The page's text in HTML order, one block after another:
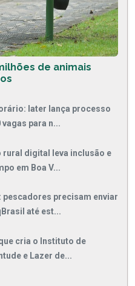
de animais
Iater lança processo
para n...
rural digital leva inclusão e
em Boa V...
precisam enviar
até est...
cria o Instituto de
e Lazer de...